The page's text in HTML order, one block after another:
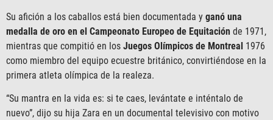
Su afición a los caballos está bien documentada y ganó una
medalla de oro en el Campeonato Europeo de Equitación de 1971,
mientras que compitió en los Juegos Olímpicos de Montreal 1976
como miembro del equipo ecuestre británico, convirtiéndose en la
primera atleta olímpica de la realeza.
“Su mantra en la vida es: si te caes, levántate e inténtalo de
nuevo”, dijo su hija Zara en un documental televisivo con motivo